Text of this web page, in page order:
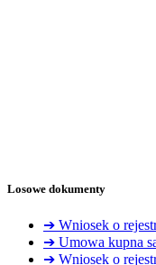
Losowe dokumenty
➔ Wniosek o
➔ Umowa kupna
➔ Wniosek o